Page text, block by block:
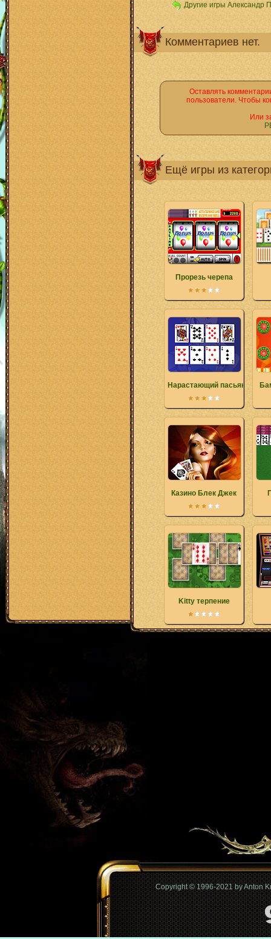
Другие игры Александр
Комментариев нет.
Оставлять
пользователи. Чтобы
Или
Ещё игры из
Прорезь черепа
Нарастающий пасьянс
Казино Блек Джек
Kitty терпение
Copyright © 1996-2021 by Anton